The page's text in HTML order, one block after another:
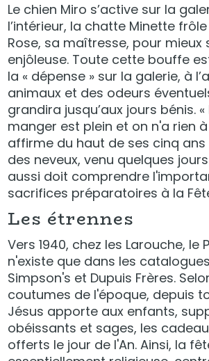
Le chien Miro s’active sur la
l’intérieur, la chatte Minette
Rose, sa maîtresse, pour mieux
enjôleuse. Toute cette bouffe
la « dépense » sur la galerie, à
animaux et des odeurs
grandira jusqu’aux jours bénis.
manger est plein et on n'a rien
affirme du haut de ses cinq ans
des neveux, venu quelques
aussi doit comprendre
sacrifices préparatoires à la
Les étrennes
Vers 1940, chez les Larouche, le
n'existe que dans les
Simpson's et Dupuis Frères.
coutumes de l'époque, depuis
Jésus apporte aux enfants,
obéissants et sages, les
offerts le jour de l'An. Ainsi, la